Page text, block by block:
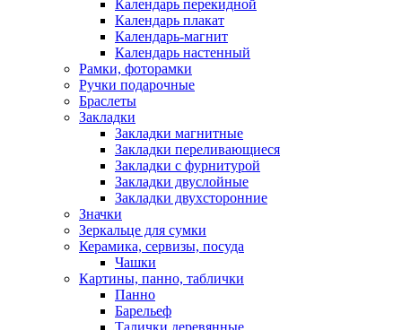
Календарь перекидной
Календарь плакат
Календарь-магнит
Календарь настенный
Рамки, фоторамки
Ручки подарочные
Браслеты
Закладки
Закладки магнитные
Закладки переливающиеся
Закладки с фурнитурой
Закладки двуслойные
Закладки двухсторонние
Значки
Зеркальце для сумки
Керамика, сервизы, посуда
Чашки
Картины, панно, таблички
Панно
Барельеф